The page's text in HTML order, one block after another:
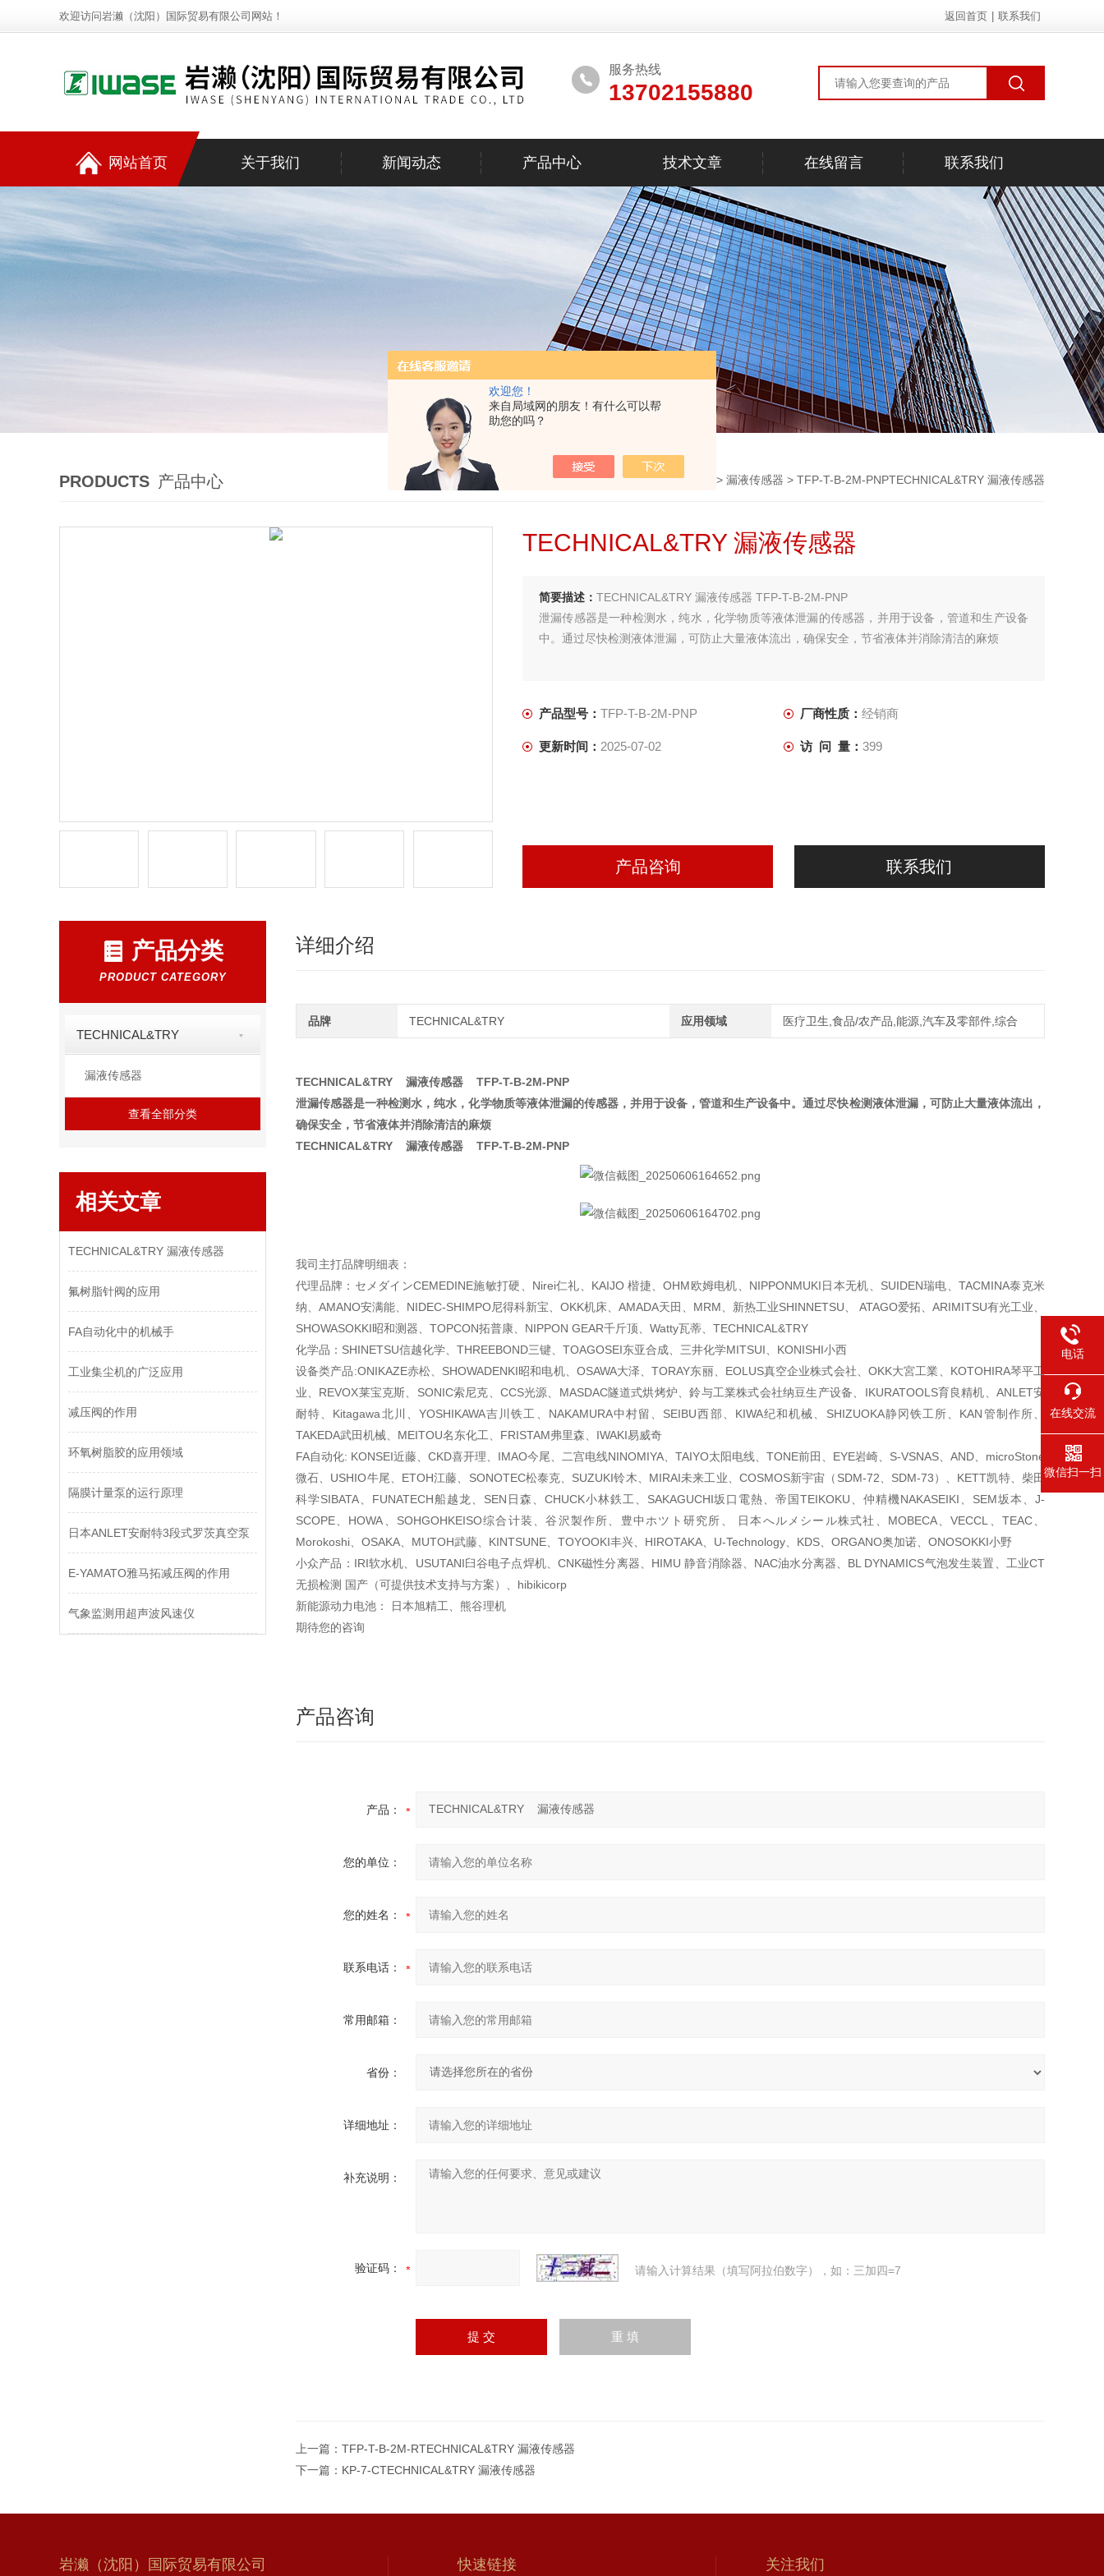
欢迎您！
来自局域网的朋友！有什么可以帮
助您的吗？
欢迎访问岩濑（沈阳）国际贸易有限公司网站！ 返回首页 联系我们
服务热线
13702155880
网站首页 关于我们 新闻动态 产品中心 技术文章 在线留言 联系我们
PRODUCTS 产品中心 >产品中心> TECHNICAL&TRY > 漏液传感器 > TFP-T-B-2M-PNPTECHNICAL&TRY 漏液传感器
TECHNICAL&TRY 漏液传感器
简要描述： TECHNICAL&TRY 漏液传感器 TFP-T-B-2M-PNP
泄漏传感器是一种检测水，纯水，化学物质等液体泄漏的传感器，并用于设备，管道和生产设备
中。通过尽快检测液体泄漏，可防止大量液体流出，确保安全，节省液体并消除清洁的麻烦
产品型号： TFP-T-B-2M-PNP 厂商性质： 经销商
更新时间： 2025-07-02 访 问 量： 399
产品咨询 联系我们
产品分类
PRODUCT CATEGORY
TECHNICAL&TRY
漏液传感器
查看全部分类
相关文章
TECHNICAL&TRY 漏液传感器
氟树脂针阀的应用
FA自动化中的机械手
工业集尘机的广泛应用
减压阀的作用
环氧树脂胶的应用领域
隔膜计量泵的运行原理
日本ANLET安耐特3段式罗茨真空泵
E-YAMATO雅马拓减压阀的作用
气象监测用超声波风速仪
详细介绍
品牌 TECHNICAL&TRY 应用领域 医疗卫生,食品/农产品,能源,汽车及零部件,综合
TECHNICAL&TRY 漏液传感器 TFP-T-B-2M-PNP
泄漏传感器是一种检测水，纯水，化学物质等液体泄漏的传感器，并用于设备，管道和生产设备中。通过尽快检测液体泄漏，可防止大量液体流出，
确保安全，节省液体并消除清洁的麻烦
TECHNICAL&TRY 漏液传感器 TFP-T-B-2M-PNP
我司主打品牌明细表：
代理品牌：セメダインCEMEDINE施敏打硬、Nirei仁礼、KAIJO 楷捷、OHM欧姆电机、NIPPONMUKI日本无机、SUIDEN瑞电、TACMINA泰克米
纳、AMANO安满能、NIDEC-SHIMPO尼得科新宝、OKK机床、AMADA天田、MRM、新热工业SHINNETSU、 ATAGO爱拓、ARIMITSU有光工业、
SHOWASOKKI昭和测器、TOPCON拓普康、NIPPON GEAR千斤顶、Watty瓦蒂、TECHNICAL&TRY
化学品：SHINETSU信越化学、THREEBOND三键、TOAGOSEI东亚合成、三井化学MITSUI、KONISHI小西
设备类产品:ONIKAZE赤松、SHOWADENKI昭和电机、OSAWA大泽、TORAY东丽、EOLUS真空企业株式会社、OKK大宮工業、KOTOHIRA琴平工
业、REVOX莱宝克斯、SONIC索尼克、CCS光源、MASDAC隧道式烘烤炉、鈴与工業株式会社纳豆生产设备、IKURATOOLS育良精机、ANLET安
耐特、Kitagawa北川、YOSHIKAWA吉川铁工、NAKAMURA中村留、SEIBU西部、KIWA纪和机械、SHIZUOKA静冈铁工所、KAN管制作所、
TAKEDA武田机械、MEITOU名东化工、FRISTAM弗里森、IWAKI易威奇
FA自动化: KONSEI近藤、CKD喜开理、IMAO今尾、二宫电线NINOMIYA、TAIYO太阳电线、TONE前田、EYE岩崎、S-VSNAS、AND、microStone
微石、USHIO牛尾、ETOH江藤、SONOTEC松泰克、SUZUKI铃木、MIRAI未来工业、COSMOS新宇宙（SDM-72、SDM-73）、KETT凯特、柴田
科学SIBATA、FUNATECH船越龙、SEN日森、CHUCK小林鉄工、SAKAGUCHI坂口電熱、帝国TEIKOKU、仲精機NAKASEIKI、SEM坂本、J-
SCOPE、HOWA、SOHGOHKEISO综合计装、谷沢製作所、豊中ホツト研究所、 日本へルメシール株式社、MOBECA、VECCL、TEAC、
Morokoshi、OSAKA、MUTOH武藤、KINTSUNE、TOYOOKI丰兴、HIROTAKA、U-Technology、KDS、ORGANO奥加诺、ONOSOKKI小野
小众产品：IRI软水机、USUTANI臼谷电子点焊机、CNK磁性分离器、HIMU 静音消除器、NAC油水分离器、BL DYNAMICS气泡发生装置、工业CT
无损检测 国产（可提供技术支持与方案）、hibikicorp
新能源动力电池： 日本旭精工、熊谷理机
期待您的咨询
产品咨询
产品：
您的单位：
您的姓名：
联系电话：
常用邮箱：
省份：
详细地址：
补充说明：
验证码： 请输入计算结果（填写阿拉伯数字），如：三加四=7
上一篇： TFP-T-B-2M-RTECHNICAL&TRY 漏液传感器
下一篇： KP-7-CTECHNICAL&TRY 漏液传感器
岩濑（沈阳）国际贸易有限公司 快速链接 关注我们
电话
在线交流
微信扫一扫